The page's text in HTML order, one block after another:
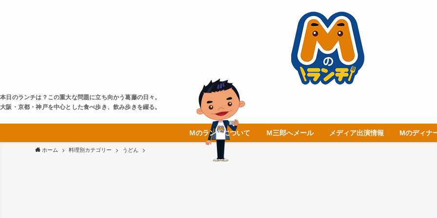
本日のランチは？この重大な問題に立ち向かう葛藤の日々。
大阪・京都・神戸を中心とした食べ歩き、飲み歩きを綴る。
Ｍのランチについて Ｍ三郎へメール メディア出演情報 Mのディナ
ホーム 料理別カテゴリー うどん